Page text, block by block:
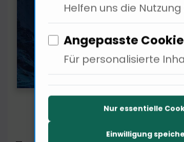
Helfen uns die
Angepasste
Für personalisierte
Nur essentielle
Einwilligung